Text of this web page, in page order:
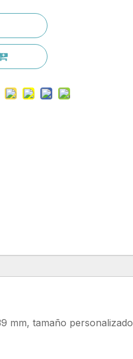
mm, tamaño personalizado